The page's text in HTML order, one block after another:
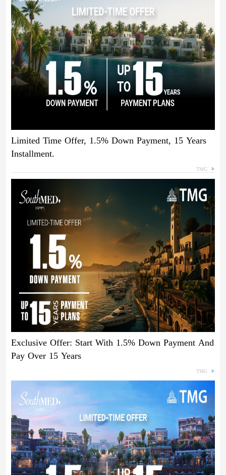
Limited Time Offer, 1.5% Down Payment, 15 Years
Installment.
TMG
Exclusive Offer: Start With 1.5% Down Payment And
Pay Over 15 Years
TMG